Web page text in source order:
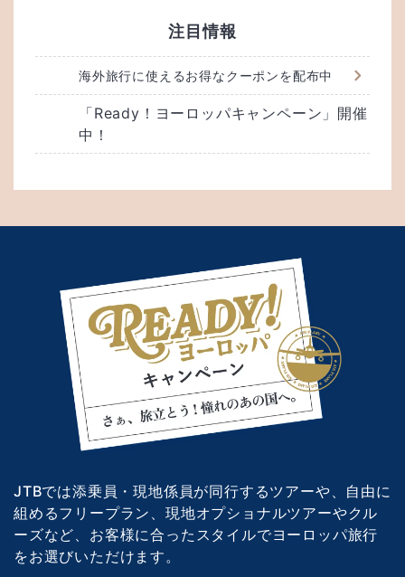
注目情報
海外旅行に使えるお得なクーポンを配布中
「Ready！ヨーロッパキャンペーン」開催
中！
JTBでは添乗員・現地係員が同行するツアーや、自由に
組めるフリープラン、現地オプショナルツアーやクル
ーズなど、 お客様に合ったスタイルでヨーロッパ旅行
をお選びいただけます。